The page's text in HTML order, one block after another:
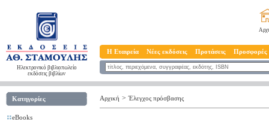
Ηλεκτρονικό βιβλιοπωλείο
εκδόσεις βιβλίων
Η Εταιρεία Νέες εκδόσεις Προτάσεις Προσφορές
Κατηγορίες
eBooks
Αρχική > Έλεγχος πρόσβασης